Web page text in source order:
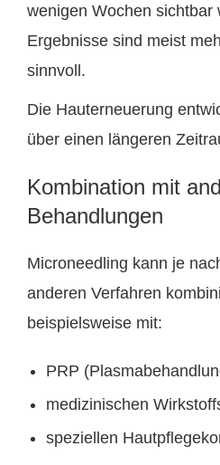
wenigen Wochen sichtbar
Ergebnisse sind meist
sinnvoll.
Die Hauterneuerung
über einen längeren
Kombination mit
Behandlungen
Microneedling kann je
anderen Verfahren
beispielsweise mit:
PRP
medizinischen
speziellen